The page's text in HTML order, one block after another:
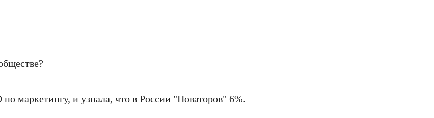
маркетингу, и узнала, что в России "Новаторов" 6%.